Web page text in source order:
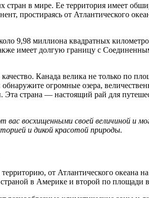
в мире. Ее территория имеет
простираясь от Атлантического
9,98 миллиона квадратных
имеет долгую границу с
Канада велика не только по
огромные озера,
Эта страна — настоящий рай для
восхищенными своей величиной и
и дикой красотой природы.
от Атлантического океана на
в Америке и второй по площади